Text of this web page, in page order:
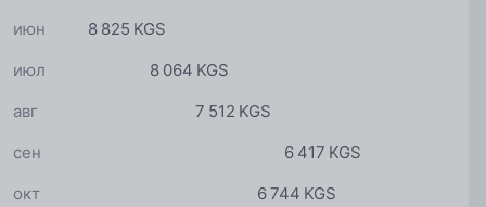
8 825 KGS
июн
8 064 KGS
июл
7 512 KGS
авг
6 417 KGS
сен
6 744 KGS
окт